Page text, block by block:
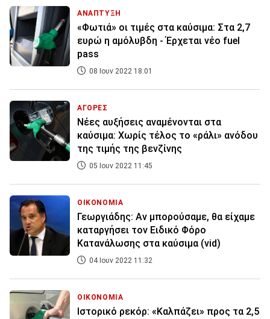
ΑΝΑΠΤΥΞΗ
«Φωτιά» οι τιμές στα καύσιμα: Στα 2,7
ευρώ η αμόλυβδη - Έρχεται νέο fuel
pass
08 Ιουν 2022 18:01
ΑΓΟΡΕΣ
Νέες αυξήσεις αναμένονται στα
καύσιμα: Χωρίς τέλος το «ράλι» ανόδου
της τιμής της βενζίνης
05 Ιουν 2022 11:45
ΟΙΚΟΝΟΜΙΑ
Γεωργιάδης: Αν μπορούσαμε, θα είχαμε
καταργήσει τον Ειδικό Φόρο
Κατανάλωσης στα καύσιμα (vid)
04 Ιουν 2022 11:32
ΟΙΚΟΝΟΜΙΑ
Ιστορικό ρεκόρ: «Καλπάζει» προς τα 2,5